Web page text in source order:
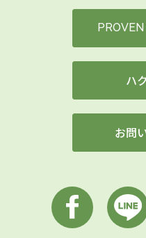
ハ
お問